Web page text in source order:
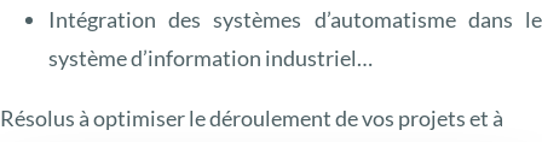
Intégration des systèmes d’automatisme dans le
système d’information industriel…
Résolus à optimiser le déroulement de vos projets et à